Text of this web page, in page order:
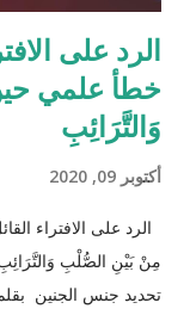
الرد على
خطأ علمي
وَالتَّرَائِبِ
أكتوبر 09, 2020
الرد على الافتراء
مِنْ بَيْنِ الصُّلْبِ
تحديد جنس الجنين